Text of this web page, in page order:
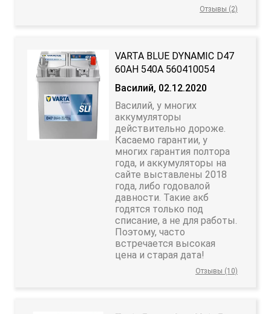
Отзывы (2)
VARTA BLUE DYNAMIC D47
60АH 540A 560410054
Василий, 02.12.2020
Василий, у многих
аккумуляторы
действительно дороже.
Касаемо гарантии, у
многих гарантия полтора
года, и аккумуляторы на
сайте выставлены 2018
года, либо годовалой
давности. Такие акб
годятся только под
списание, а не для работы.
Поэтому, часто
встречается высокая
цена и старая дата!
Отзывы (10)